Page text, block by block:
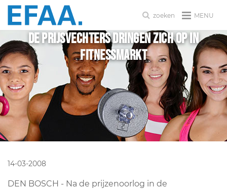
MENU
zoeken
De prijsvechters dringen zich op in
fitnessmarkt
14-03-2008
DEN BOSCH - Na de prijzenoorlog in de